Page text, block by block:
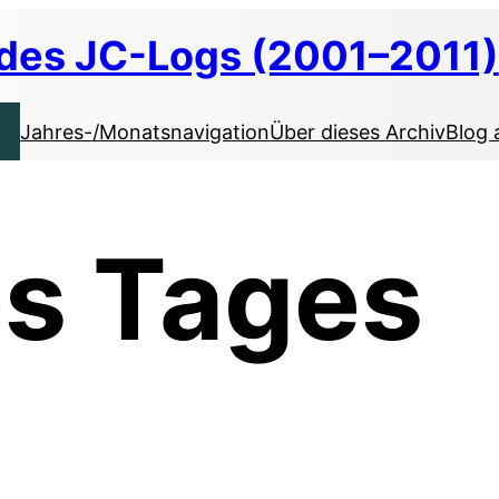
JC-Logs (2001–2011)
Jahres-/MonatsnavigationÜber dieses ArchivBlog
Tages